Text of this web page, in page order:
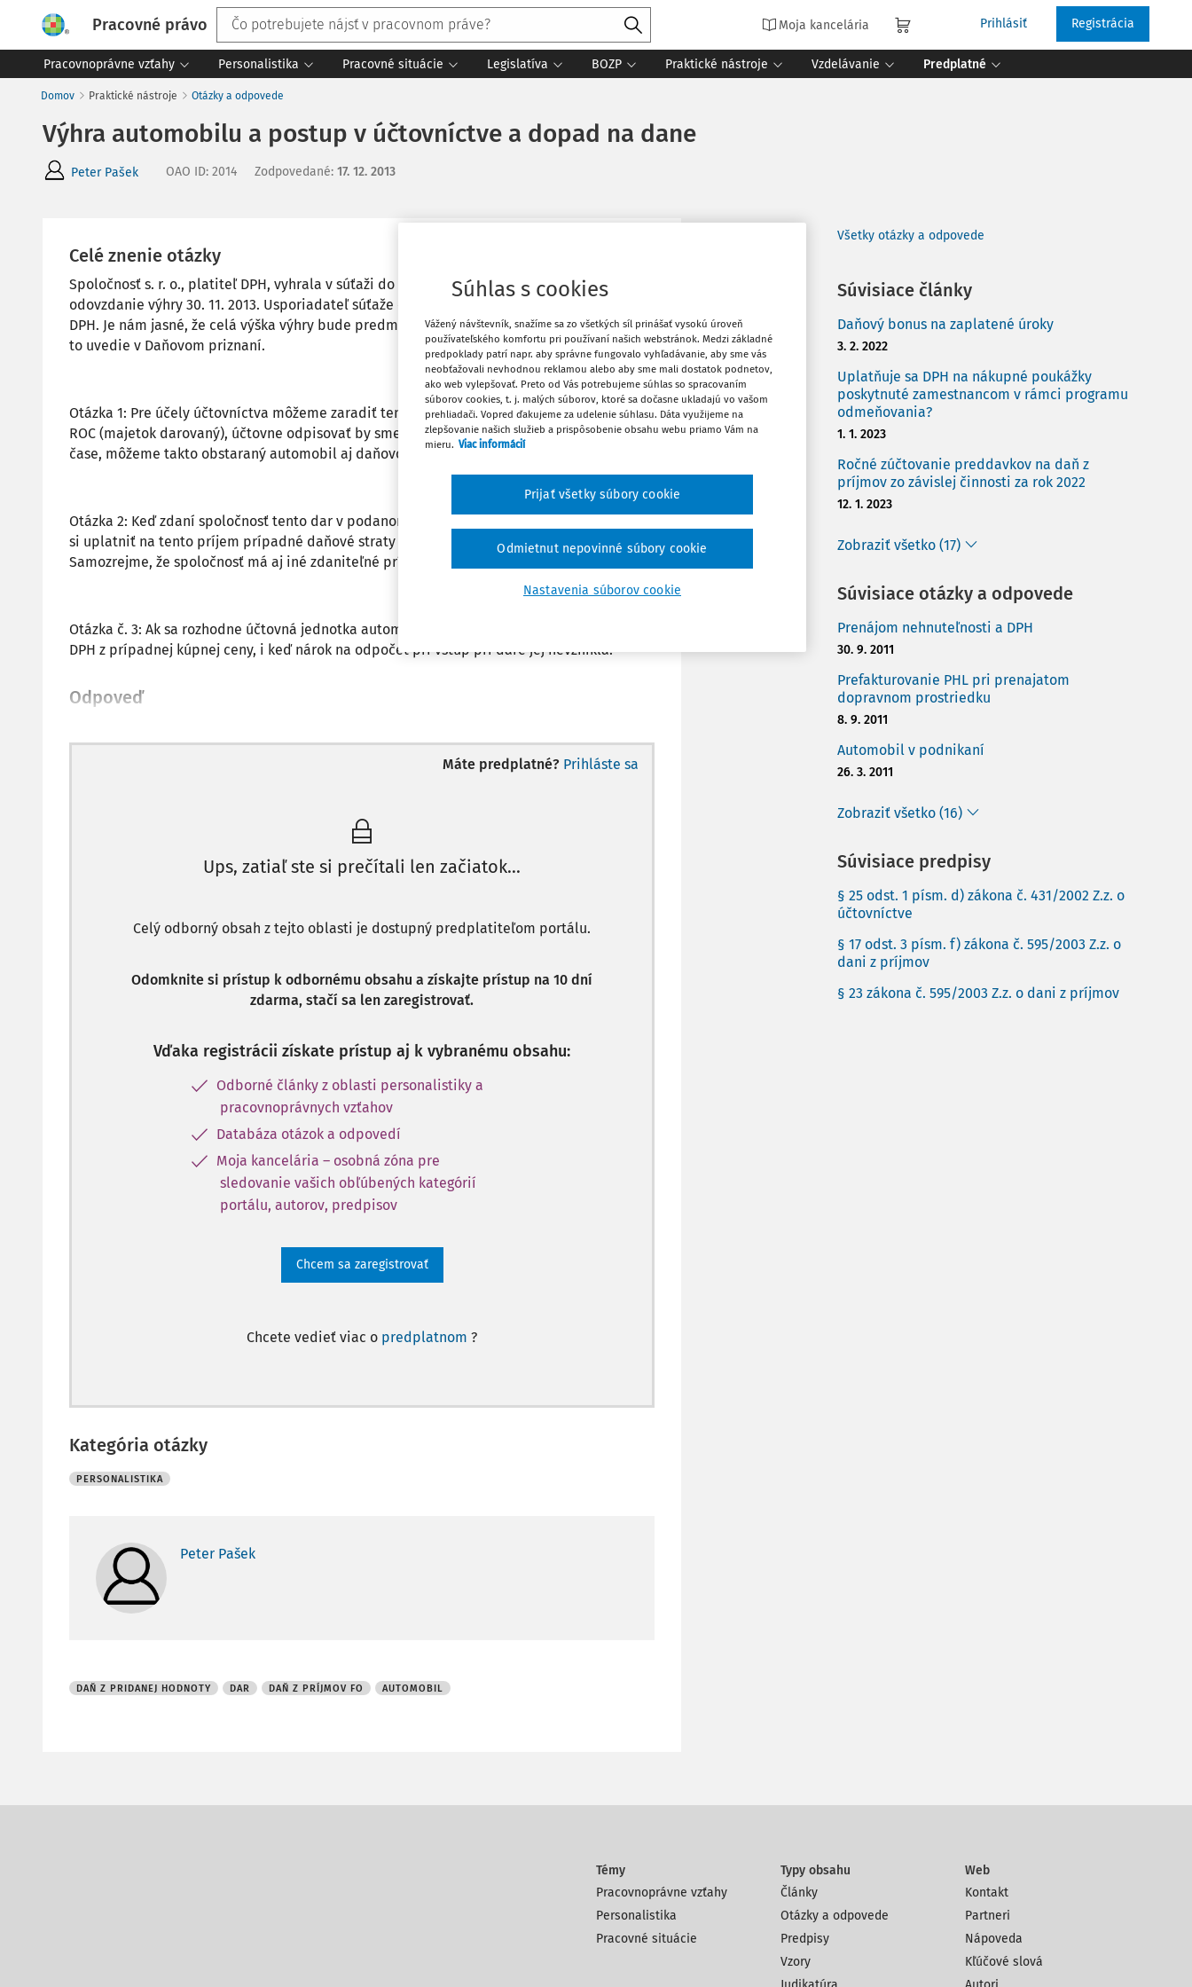
Pracovné právo Moja kancelária Prihlásiť Registrácia
Pracovnoprávne vzťahy Personalistika Pracovné situácie Legislatíva BOZP Praktické nástroje Vzdelávanie Predplatné
Domov Praktické nástroje Otázky a odpovede
Výhra automobilu a postup v účtovníctve a dopad na dane
Peter Pašek OAO ID: 2014 Zodpovedané: 17. 12. 2013
Celé znenie otázky
Spoločnosť s. r. o., platiteľ DPH, vyhrala v súťaži do vlastníctva osobný automobil –
odovzdanie výhry 30. 11. 2013. Usporiadateľ súťaže oznámil výšku výhry, ktorá je 14 330 € s
DPH. Je nám jasné, že celá výška výhry bude predmetom zdanenia za rok 2013 a spoločnosť
to uvedie v Daňovom priznaní.
Otázka 1: Pre účely účtovníctva môžeme zaradiť tento automobil vo výške 14 330 € ako
ROC (majetok darovaný), účtovne odpisovať by sme mali - aby sme zreálnili hodnotu v
čase, môžeme takto obstaraný automobil aj daňovo odpisovať.
Otázka 2: Keď zdaní spoločnosť tento dar v podanom daňovom priznaní za rok 2013 - môže
si uplatniť na tento príjem prípadné daňové straty z podnikania za minulé obdobia.
Samozrejme, že spoločnosť má aj iné zdaniteľné príjmy za rok 2013.
Otázka č. 3: Ak sa rozhodne účtovná jednotka automobil neskoršie predať, musí odviesť
DPH z prípadnej kúpnej ceny, i keď nárok na odpočet pri vstup pri dare jej nevznikla.
Odpoveď
Máte predplatné? Prihláste sa
Ups, zatiaľ ste si prečítali len začiatok...
Celý odborný obsah z tejto oblasti je dostupný predplatiteľom portálu.
Odomknite si prístup k odbornému obsahu a získajte prístup na 10 dní
zdarma, stačí sa len zaregistrovať.
Vďaka registrácii získate prístup aj k vybranému obsahu:
Odborné články z oblasti personalistiky a
pracovnoprávnych vzťahov
Databáza otázok a odpovedí
Moja kancelária – osobná zóna pre
sledovanie vašich obľúbených kategórií
portálu, autorov, predpisov
Chcem sa zaregistrovať
Chcete vedieť viac o predplatnom ?
Kategória otázky
PERSONALISTIKA
Peter Pašek
DAŇ Z PRIDANEJ HODNOTY DAR DAŇ Z PRÍJMOV FO AUTOMOBIL
Zdieľať
Poznámka
Všetky otázky a odpovede
Súvisiace články
Daňový bonus na zaplatené úroky
3. 2. 2022
Uplatňuje sa DPH na nákupné poukážky
poskytnuté zamestnancom v rámci programu
odmeňovania?
1. 1. 2023
Ročné zúčtovanie preddavkov na daň z
príjmov zo závislej činnosti za rok 2022
12. 1. 2023
Zobraziť všetko (17)
Súvisiace otázky a odpovede
Prenájom nehnuteľnosti a DPH
30. 9. 2011
Prefakturovanie PHL pri prenajatom
dopravnom prostriedku
8. 9. 2011
Automobil v podnikaní
26. 3. 2011
Zobraziť všetko (16)
Súvisiace predpisy
§ 25 odst. 1 písm. d) zákona č. 431/2002 Z.z. o
účtovníctve
§ 17 odst. 3 písm. f) zákona č. 595/2003 Z.z. o
dani z príjmov
§ 23 zákona č. 595/2003 Z.z. o dani z príjmov
Témy
Pracovnoprávne vzťahy
Personalistika
Pracovné situácie
Typy obsahu
Články
Otázky a odpovede
Predpisy
Vzory
Web
Kontakt
Partneri
Nápoveda
Kľúčové slová
Súhlas s cookies
Vážený návštevník, snažíme sa zo všetkých síl prinášať vysokú úroveň
používateľského komfortu pri používaní našich webstránok. Medzi základné
predpoklady patrí napr. aby správne fungovalo vyhľadávanie, aby sme vás
neobťažovali nevhodnou reklamou alebo aby sme mali dostatok podnetov,
ako web vylepšovať. Preto od Vás potrebujeme súhlas so spracovaním
súborov cookies, t. j. malých súborov, ktoré sa dočasne ukladajú vo vašom
prehliadači. Vopred ďakujeme za udelenie súhlasu. Dáta využijeme na
zlepšovanie našich služieb a prispôsobenie obsahu webu priamo Vám na
mieru. Viac informácií
Nastavenia súborov cookie
Odmietnut nepovinné súbory cookie
Prijať všetky súbory cookie